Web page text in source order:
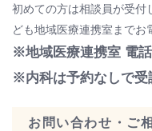
初めての方は相談員が受付
ども地域医療連携室までお
※地域医療連携室 電
※内科は予約なしで受
お問い合わせ・ご